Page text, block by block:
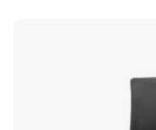
AZ100E Blue-BL500E
duurzaam,
vormen. De stoel
waardoor hij overal in